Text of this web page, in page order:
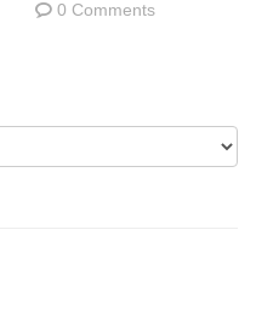
0 Comments